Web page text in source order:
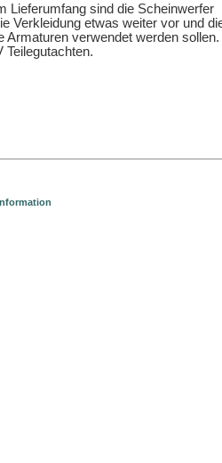
Lieferumfang sind die Scheinwerfer
Verkleidung etwas weiter vor und
Armaturen verwendet werden sollen.
Teilegutachten.